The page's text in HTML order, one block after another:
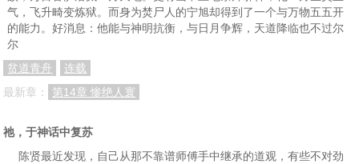
气，飞升畸变炼狱。而身为焚尸人的宁旭却得到了一个与万物五五开
的能力。好消息：他能与神明抗衡，与日月争辉，天道降临也不过尔
尔
贫道青舟
连载
最新章：
第14章 惨绝人寰
祂，于神话中复苏
陈贤最近发现，自己从那不靠谱师傅手中继承的道观，有些不对劲